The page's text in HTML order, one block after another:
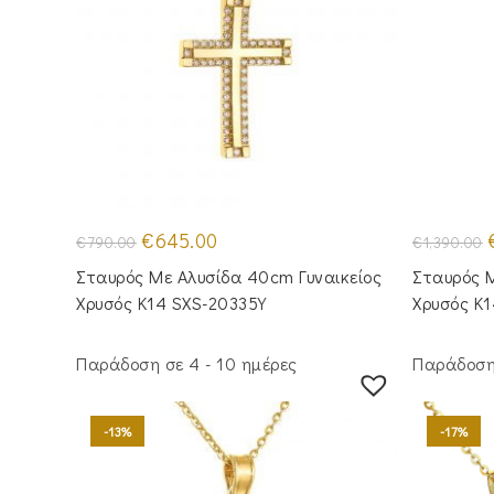
€790.00 Original
price
was:
€790.00.
€645.00
τιμή
είναι:
€645.00.
Σταυρός Mε Aλυσίδα 40cm Γυναικείος
Χρυσός Κ14 SXS-20335Y
€1,390.00
Σταυρός
Χρυσός
Παράδοση σε 4 - 10 ημέρες
-13% -17%